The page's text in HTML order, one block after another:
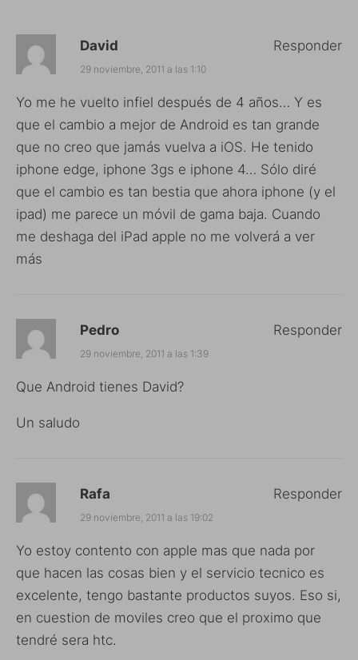
David
29 noviembre, 2011 a las 1:10
Yo me he vuelto infiel después de 4 años… Y es
que el cambio a mejor de Android es tan grande
que no creo que jamás vuelva a iOS. He tenido
iphone edge, iphone 3gs e iphone 4… Sólo diré
que el cambio es tan bestia que ahora iphone (y el
ipad) me parece un móvil de gama baja. Cuando
me deshaga del iPad apple no me volverá a ver
más
Responder
Pedro
29 noviembre, 2011 a las 1:39
Que Android tienes David?
Un saludo
Responder
Rafa
29 noviembre, 2011 a las 19:02
Yo estoy contento con apple mas que nada por
que hacen las cosas bien y el servicio tecnico es
excelente, tengo bastante productos suyos. Eso si,
en cuestion de moviles creo que el proximo que
tendré sera htc.
Responder